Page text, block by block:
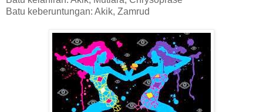
Batu keberuntungan: Akik, Zamrud